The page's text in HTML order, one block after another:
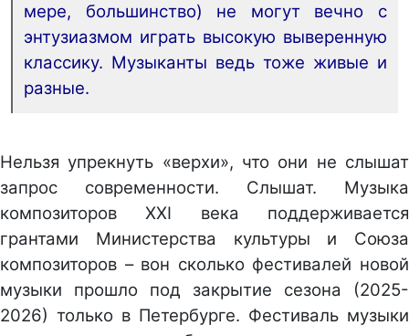
мере, большинство) не могут вечно с
энтузиазмом играть высокую выверенную
классику. Музыканты ведь тоже живые и
разные.
Нельзя упрекнуть «верхи», что они не слышат
запрос современности. Слышат. Музыка
композиторов ХХI века поддерживается
грантами Министерства культуры и Союза
композиторов – вон сколько фестивалей новой
музыки прошло под закрытие сезона (2025-
2026) только в Петербурге. Фестиваль музыки